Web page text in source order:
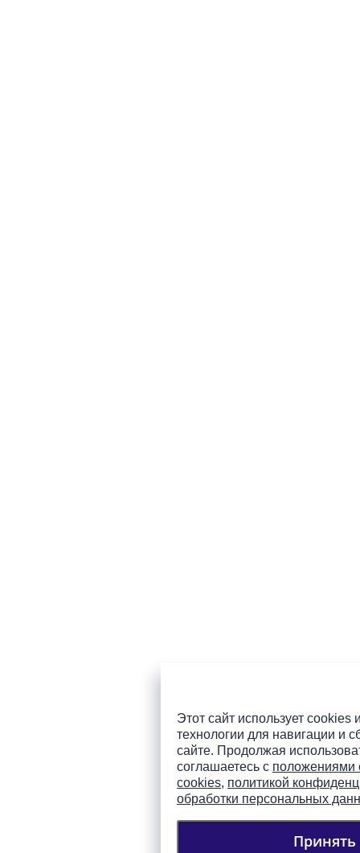
Этот сайт использует cookies
технологии для навигации и
сайте. Продолжая
соглашаетесь с положениями
cookies, политикой
обработки персональных
Принять